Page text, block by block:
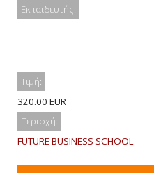
Εκπαιδευτής:
Τιμή:
320.00 EUR
Περιοχή:
FUTURE BUSINESS SCHOOL